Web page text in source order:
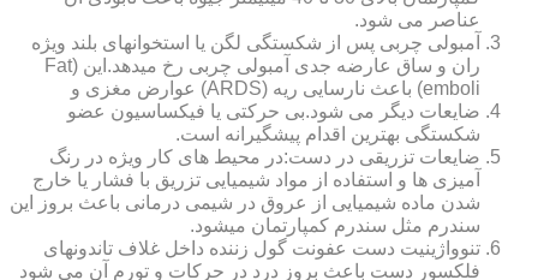
عناصر می شود.
آمبولی چربی پس از شکستگی لگن یا استخوانهای بلند ویژه
ران و ساق عارضه جدی آمبولی چربی رخ میدهد.این (Fat
emboli) باعث نارسایی ریه (ARDS) عوارض مغزی و
ضایعات دیگر می شود.بی حرکتی یا فیکساسیون عضو
شکستگی بهترین اقدام پیشگیرانه است.
ضایعات تزریقی در دست:در محیط های کار ویژه در رنگ
آمیزی ها و استفاده از مواد شیمیایی تزریق با فشار یا خارج
شدن ماده شیمیایی از عروق در شیمی درمانی باعث بروز این
سندرم مثل سندرم کمپارتمان میشود.
تنوواژینیت دست عفونت گول زننده داخل غلاف تاندونهای
فلکسور دست باعث بروز درد در حرکات و تورم آن می شود